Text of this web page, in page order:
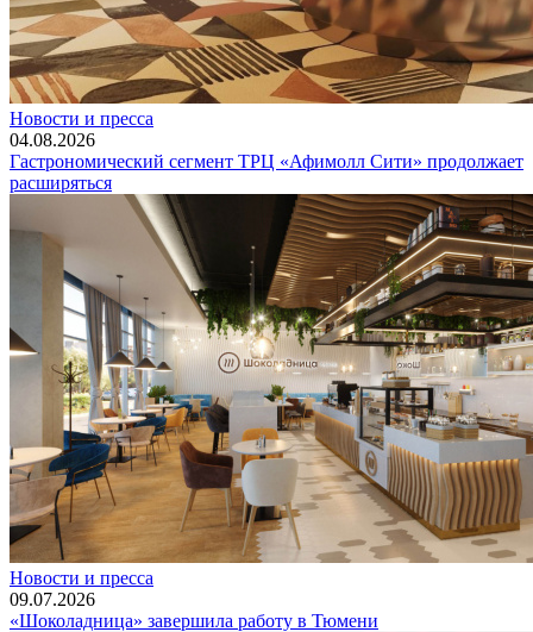
Новости и пресса
04.08.2026
Гастрономический сегмент ТРЦ «Афимолл Сити» продолжает
расширяться
Новости и пресса
09.07.2026
«Шоколадница» завершила работу в Тюмени